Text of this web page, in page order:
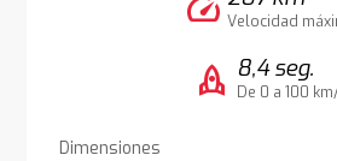
Velocidad
rocket 8,4 seg.
De 0 a 100
Dimensiones